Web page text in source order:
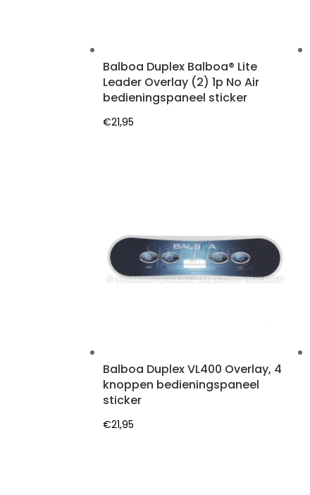
Balboa Duplex Balboa® Lite
Leader Overlay (2) 1p No Air
bedieningspaneel sticker
€21,95
Balboa Duplex VL400 Overlay, 4
knoppen bedieningspaneel
sticker
€21,95